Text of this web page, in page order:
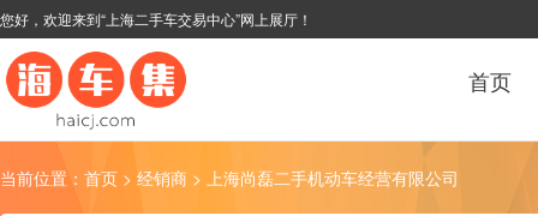
您好，欢迎来到“上海二手车交易中心”网上展厅！
首页
当前位置： 首页 > 经销商 > 上海尚磊二手机动车经营有限公司